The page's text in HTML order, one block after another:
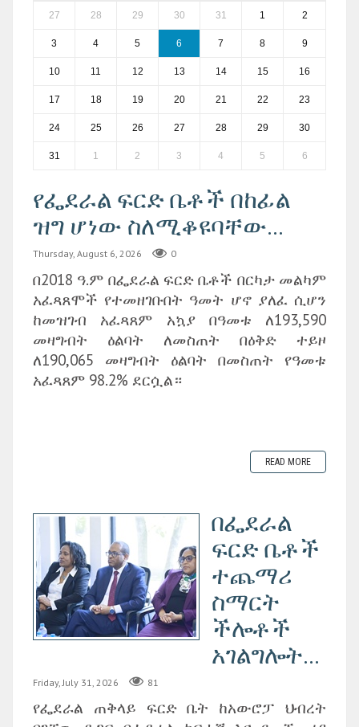
27 28 29 30 31 1 2
3 4 5 6 7 8 9
10 11 12 13 14 15 16
17 18 19 20 21 22 23
24 25 26 27 28 29 30
31 1 2 3 4 5 6
የፌደራል ፍርድ ቤቶች በከፊል
ዝግ ሆነው ስለሚቆዩባቸው...
Thursday, August 6, 2026 0
በ2018 ዓ.ም በፌደራል ፍርድ ቤቶች በርካታ መልካም
አፈጻጸሞች የተመዘገቡበት ዓመት ሆኖ ያለፈ ሲሆን
ከመዝገብ አፈጻጸም አኳያ በዓመቱ ለ193,590
መዛግብት ዕልባት ለመስጠት በዕቅድ ተይዞ
ለ190,065 መዛግብት ዕልባት በመስጠት የዓመቱ
አፈጻጸም 98.2% ደርሷል።
READ MORE
በፌደራል
ፍርድ ቤቶች
ተጨማሪ
ስማርት
ችሎቶች
አገልግሎት...
Friday, July 31, 2026 81
የፌደራል ጠቅላይ ፍርድ ቤት ከአውሮፓ ህብረት